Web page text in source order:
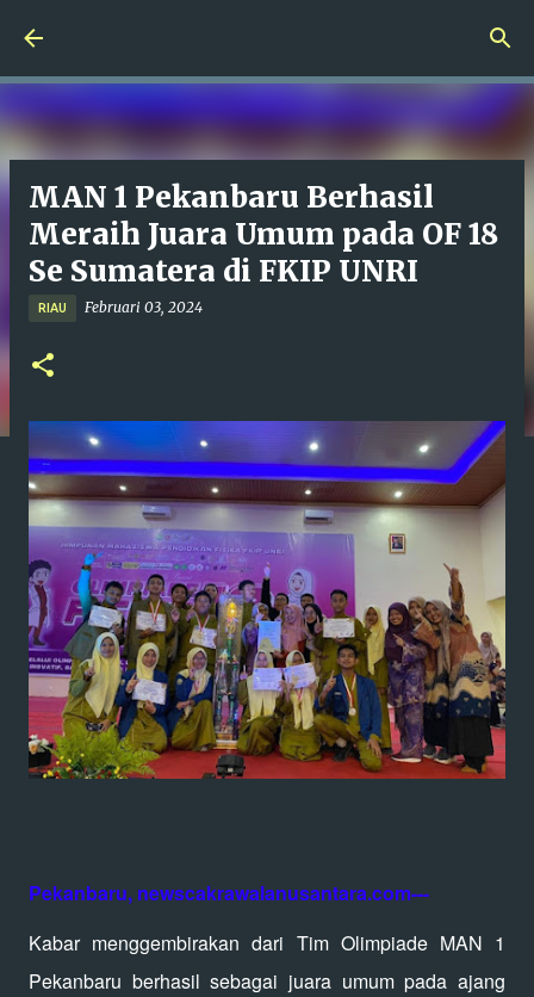
MAN 1 Pekanbaru Berhasil
Meraih Juara Umum pada OF 18
Se Sumatera di FKIP UNRI
RIAU Februari 03, 2024
Pekanbaru, newscakrawalanusantara.com---
Kabar menggembirakan dari Tim Olimpiade MAN 1
Pekanbaru berhasil sebagai juara umum pada ajang